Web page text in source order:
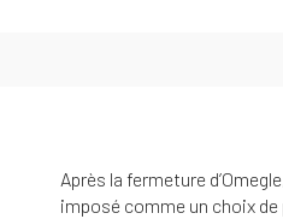
Après la fermeture
imposé comme un choix